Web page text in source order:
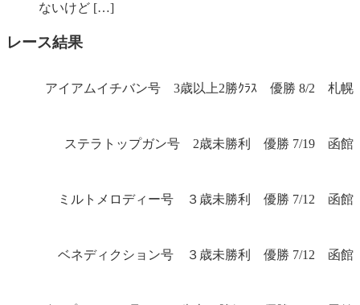
ないけど […]
レース結果
アイアムイチバン号 3歳以上2勝ｸﾗｽ 優勝 8/2 札幌
ステラトップガン号 2歳未勝利 優勝 7/19 函館
ミルトメロディー号 ３歳未勝利 優勝 7/12 函館
ベネディクション号 ３歳未勝利 優勝 7/12 函館